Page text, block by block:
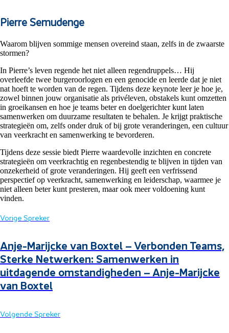
Pierre Semudenge
Waarom blijven sommige mensen overeind staan, zelfs in de zwaarste
stormen?
In Pierre’s leven regende het niet alleen regendruppels… Hij
overleefde twee burgeroorlogen en een genocide en leerde dat je niet
nat hoeft te worden van de regen. Tijdens deze keynote leer je hoe je,
zowel binnen jouw organisatie als privéleven, obstakels kunt omzetten
in groeikansen en hoe je teams beter en doelgerichter kunt laten
samenwerken om duurzame resultaten te behalen. Je krijgt praktische
strategieën om, zelfs onder druk of bij grote veranderingen, een cultuur
van veerkracht en samenwerking te bevorderen.
Tijdens deze sessie biedt Pierre waardevolle inzichten en concrete
strategieën om veerkrachtig en regenbestendig te blijven in tijden van
onzekerheid of grote veranderingen. Hij geeft een verfrissend
perspectief op veerkracht, samenwerking en leiderschap, waarmee je
niet alleen beter kunt presteren, maar ook meer voldoening kunt
vinden.
Vorige Spreker
Anje-Marijcke van Boxtel – Verbonden Teams,
Sterke Netwerken: Samenwerken in
uitdagende omstandigheden – Anje-Marijcke
van Boxtel
Volgende Spreker